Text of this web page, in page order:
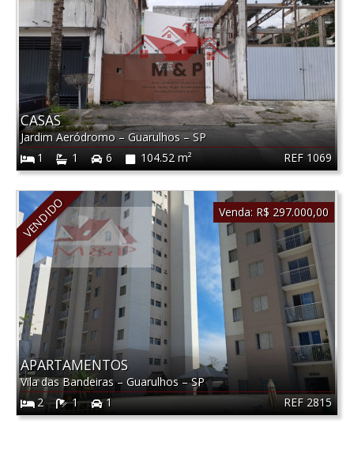
REF 1069
CASAS
Jardim Aeródromo – Guarulhos –SP
1
1 6 104.52 m²
VENDIDO
REF 2815
APARTAMENTOS
Vila das Bandeiras– Guarulhos–SP
2
1 1
Venda: R$ 297.000,00